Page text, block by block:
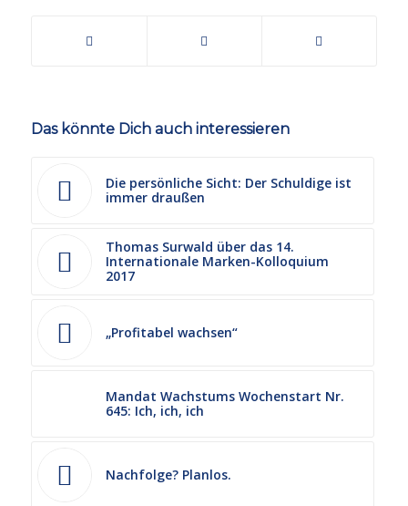
Das könnte Dich auch interessieren
Die persönliche Sicht: Der Schuldige ist
immer draußen
Thomas Surwald über das 14.
Internationale Marken-Kolloquium
2017
„Profitabel wachsen“
Mandat Wachstums Wochenstart Nr.
645: Ich, ich, ich
Nachfolge? Planlos.